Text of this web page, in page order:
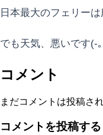
日本最大のフェリーは
でも天気、悪いです(-
コメント
まだコメントは投稿さ
コメントを投稿する